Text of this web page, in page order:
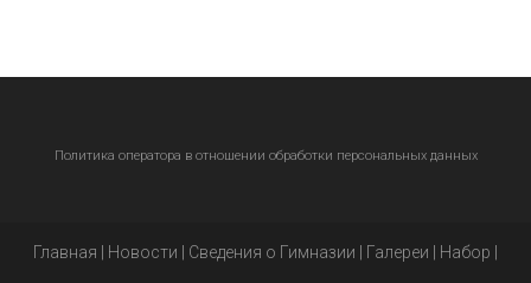
Политика оператора в отношении обработки персональных данных
Главная | Новости | Сведения о Гимназии | Галереи | Набор |